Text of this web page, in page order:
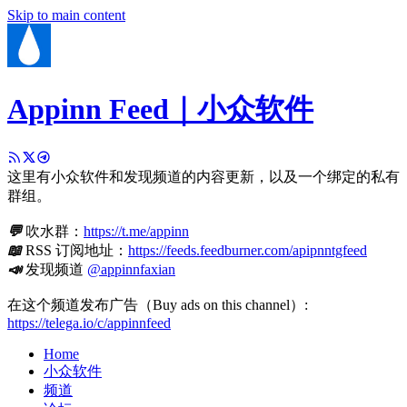
Skip to main content
Appinn Feed｜小众软件
这里有小众软件和发现频道的内容更新，以及一个绑定的私有
群组。
💬吹水群： https://t.me/appinn
📖RSS 订阅地址： https://feeds.feedburner.com/apipnntgfeed
📣发现频道 @appinnfaxian
在这个频道发布广告（Buy ads on this channel）:
https://telega.io/c/appinnfeed
Home
小众软件
频道